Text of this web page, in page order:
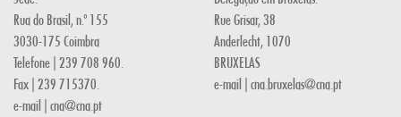
Rua do Brasil, n.º 155
3030-175 Coimbra
Telefone | 239 708 960.
Fax | 239 715370.
e-mail | cna@cna.pt
Rue Grisar, 38
Anderlecht, 1070
BRUXELAS
e-mail | cna.bruxelas@cna.pt